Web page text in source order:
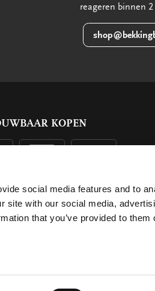
social media features and to
site with our social media,
that you’ve provided to them
reageren binnen
KOPEN